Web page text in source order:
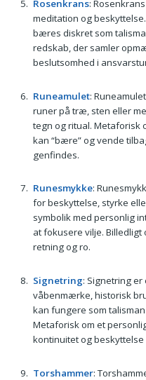
Rosenkrans:
meditation og
bæres diskret som
redskab, der samler
beslutsomhed i
Runeamulet:
runer på træ, sten eller
tegn og ritual. Metaforisk
kan “bære” og vende
genfindes.
Runesmykke:
for beskyttelse, styrke
symbolik med personlig
at fokusere vilje.
retning og ro.
Signetring: Signetring
våbenmærke, historisk
kan fungere som
Metaforisk om et
kontinuitet og
Torshammer: